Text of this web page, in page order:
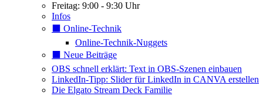
Freitag: 9:00 - 9:30 Uhr
Infos
⬛️ Online-Technik
Online-Technik-Nuggets
⬛️ Neue Beiträge
OBS schnell erklärt: Text in OBS-Szenen einbauen
LinkedIn-Tipp: Slider für LinkedIn in CANVA erstellen
Die Elgato Stream Deck Familie